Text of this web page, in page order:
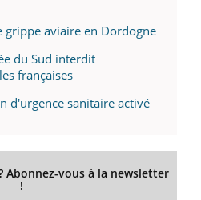
grippe aviaire en Dordogne
du Sud interdit
françaises
d'urgence sanitaire activé
Abonnez-vous à la newsletter
!